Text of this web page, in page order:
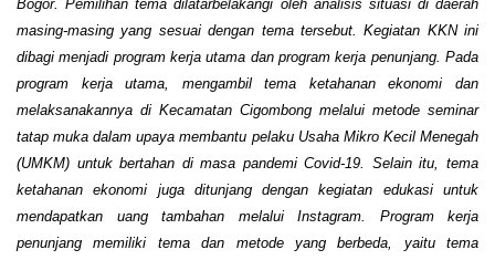
Bogor. Pemilihan tema dilatarbelakangi oleh analisis situasi di daerah
masing-masing yang sesuai dengan tema tersebut.Kegiatan KKN ini
dibagi menjadi program kerja utama dan program kerja penunjang. Pada
program kerja utama, mengambil tema ketahanan ekonomi dan
melaksanakannya di Kecamatan Cigombong melalui metode seminar
tatap muka dalam upaya membantu pelakuUsaha Mikro Kecil Menegah
(UMKM) untuk bertahan di masa pandemi Covid-19. Selain itu, tema
ketahanan ekonomi juga ditunjang dengan kegiatan edukasi untuk
mendapatkan uang tambahan melalui Instagram. Program kerja
penunjang memiliki tema dan metode yang berbeda, yaitu tema